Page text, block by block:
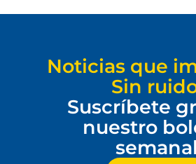
Noticias que
Sin
Suscríbete
nuestro
semanal